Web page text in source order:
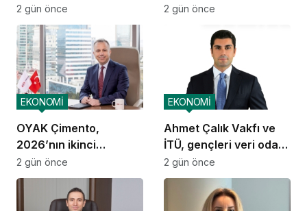
performans
2 gün önce
geçti
2 gün önce
OYAK Çimento,
2026’nın ikinci
çeyreğinde olumlu
performansını
EKONOMİ
2 gün önce
Ahmet Çalık Vakfı ve
İTÜ, gençleri veri odaklı
geleceğe hazırlıyor
EKONOMİ
2 gün önce